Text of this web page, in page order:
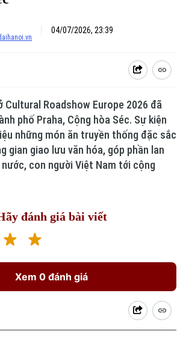
04/07/2026, 23:39
Cultural Roadshow Europe 2026 đã
phố Praha, Cộng hòa Séc. Sự kiện
những món ăn truyền thống đặc sắc
gian giao lưu văn hóa, góp phần lan
con người Việt Nam tới cộng
đánh giá bài viết
Xem 0 đánh giá